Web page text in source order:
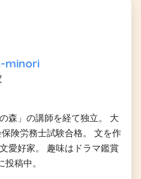
minori
森」の講師を経て独立。 大
険労務士試験合格。 文を作
愛好家。 趣味はドラマ鑑賞
稿中。